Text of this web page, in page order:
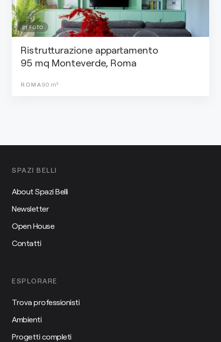
21 FOTO
Ristrutturazione appartamento
95 mq Monteverde, Roma
ROMA 90 m²
SPAZI BELLI
About Spazi Belli
Newsletter
Open House
Contatti
ESPLORARE
Trova professionisti
Ambienti
Progetti completi